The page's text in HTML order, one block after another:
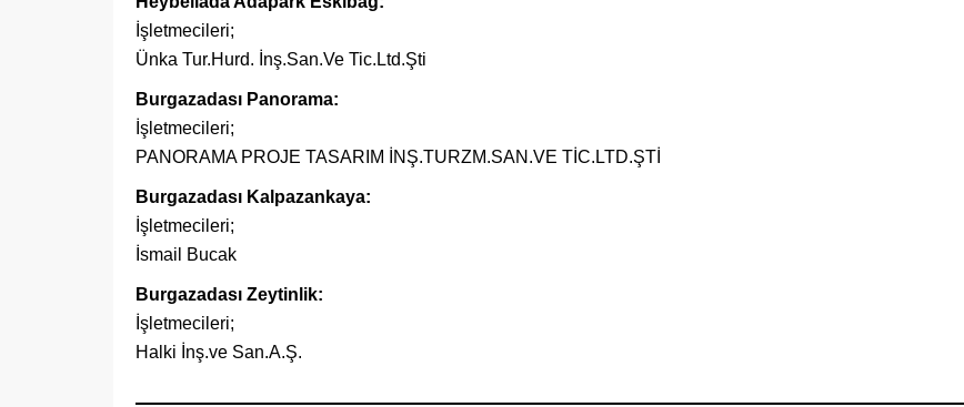
İşletmecileri;
Ünka Tur.Hurd. İnş.San.Ve Tic.Ltd.Şti
Burgazadası Panorama:
İşletmecileri;
PANORAMA PROJE TASARIM İNŞ.TURZM.SAN.VE TİC.LTD.ŞTİ
Burgazadası Kalpazankaya:
İşletmecileri;
İsmail Bucak
Burgazadası Zeytinlik:
İşletmecileri;
Halki İnş.ve San.A.Ş.